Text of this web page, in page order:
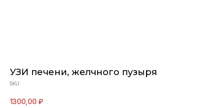
УЗИ печени, желчного пузыря
SKU:
1300,00 ₽